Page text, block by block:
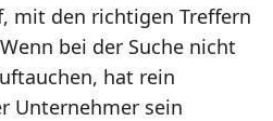
mit den richtigen Treffern
bei der Suche nicht
hat rein
Unternehmer sein